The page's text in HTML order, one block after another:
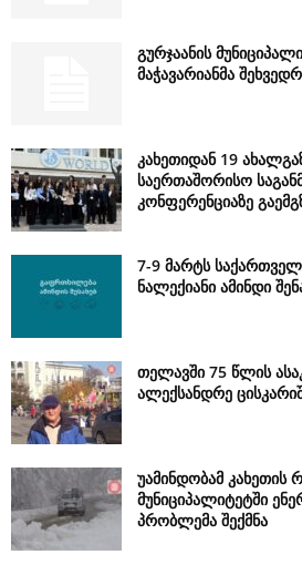
გურჯაანის
მაჭავარიანმა
კახეთიდან 19
საერთაშორისო
კონფერენციაზე
7-9 მარტს
ნალექიანი ამინდი
თელავში 75 წლის
ალექსანდრე
უამინდობამ კახეთის
მუნიციპალიტეტში
პრობლემა შექმნა